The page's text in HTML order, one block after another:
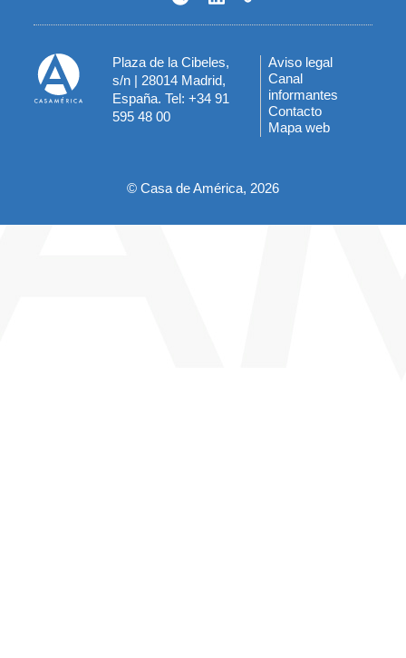
Plaza de la Cibeles,
s/n | 28014 Madrid,
España. Tel: +34 91
595 48 00
Menú
del
pie
Aviso legal
Canal
informantes
Contacto
Mapa web
© Casa de América, 2026